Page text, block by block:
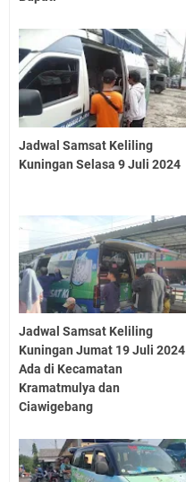
Jadwal Samsat Keliling
Kuningan Selasa 9 Juli 2024
Jadwal Samsat Keliling
Kuningan Jumat 19 Juli 2024
Ada di Kecamatan
Kramatmulya dan
Ciawigebang